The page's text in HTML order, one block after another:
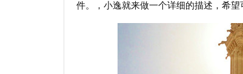
件。，小逸就来做一个详细的描述，希望